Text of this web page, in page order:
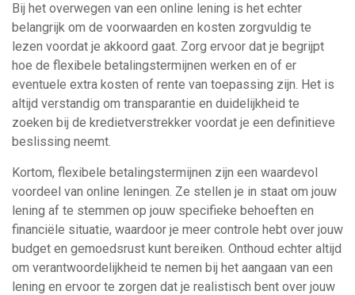
Bij het overwegen van een online lening is het echter
belangrijk om de voorwaarden en kosten zorgvuldig te
lezen voordat je akkoord gaat. Zorg ervoor dat je begrijpt
hoe de flexibele betalingstermijnen werken en of er
eventuele extra kosten of rente van toepassing zijn. Het is
altijd verstandig om transparantie en duidelijkheid te
zoeken bij de kredietverstrekker voordat je een definitieve
beslissing neemt.
Kortom, flexibele betalingstermijnen zijn een waardevol
voordeel van online leningen. Ze stellen je in staat om jouw
lening af te stemmen op jouw specifieke behoeften en
financiële situatie, waardoor je meer controle hebt over jouw
budget en gemoedsrust kunt bereiken. Onthoud echter altijd
om verantwoordelijkheid te nemen bij het aangaan van een
lening en ervoor te zorgen dat je realistisch bent over jouw